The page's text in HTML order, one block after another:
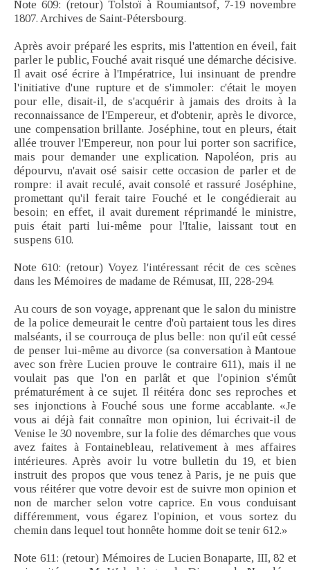
Note 609: (retour) Tolstoï à Roumiantsof, 7-19 novembre
1807. Archives de Saint-Pétersbourg.
Après avoir préparé les esprits, mis l'attention en éveil, fait
parler le public, Fouché avait risqué une démarche décisive.
Il avait osé écrire à l'Impératrice, lui insinuant de prendre
l'initiative d'une rupture et de s'immoler: c'était le moyen
pour elle, disait-il, de s'acquérir à jamais des droits à la
reconnaissance de l'Empereur, et d'obtenir, après le divorce,
une compensation brillante. Joséphine, tout en pleurs, était
allée trouver l'Empereur, non pour lui porter son sacrifice,
mais pour demander une explication. Napoléon, pris au
dépourvu, n'avait osé saisir cette occasion de parler et de
rompre: il avait reculé, avait consolé et rassuré Joséphine,
promettant qu'il ferait taire Fouché et le congédierait au
besoin; en effet, il avait durement réprimandé le ministre,
puis était parti lui-même pour l'Italie, laissant tout en
suspens 610.
Note 610: (retour) Voyez l'intéressant récit de ces scènes
dans les Mémoires de madame de Rémusat, III, 228-294.
Au cours de son voyage, apprenant que le salon du ministre
de la police demeurait le centre d'où partaient tous les dires
malséants, il se courrouça de plus belle: non qu'il eût cessé
de penser lui-même au divorce (sa conversation à Mantoue
avec son frère Lucien prouve le contraire 611), mais il ne
voulait pas que l'on en parlât et que l'opinion s'émût
prématurément à ce sujet. Il réitéra donc ses reproches et
ses injonctions à Fouché sous une forme accablante. «Je
vous ai déjà fait connaître mon opinion, lui écrivait-il de
Venise le 30 novembre, sur la folie des démarches que vous
avez faites à Fontainebleau, relativement à mes affaires
intérieures. Après avoir lu votre bulletin du 19, et bien
instruit des propos que vous tenez à Paris, je ne puis que
vous réitérer que votre devoir est de suivre mon opinion et
non de marcher selon votre caprice. En vous conduisant
différemment, vous égarez l'opinion, et vous sortez du
chemin dans lequel tout honnête homme doit se tenir 612.»
Note 611: (retour) Mémoires de Lucien Bonaparte, III, 82 et